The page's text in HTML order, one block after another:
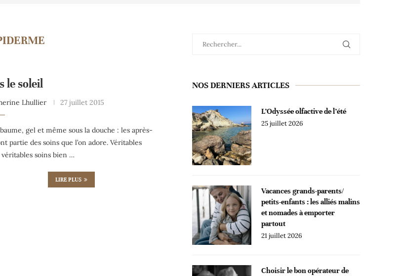
le soleil
Lhullier 27 juillet 2015
gel et même sous la douche : les après-
partie des soins que l’on adore. Véritables
véritables soins bien …
LIRE PLUS
NOS DERNIERS ARTICLES
L’Odyssée olfactive de l’été
25 juillet 2026
Vacances grands-parents/
petits-enfants : les alliés malins
et nomades à emporter
partout
21 juillet 2026
Choisir le bon opérateur de